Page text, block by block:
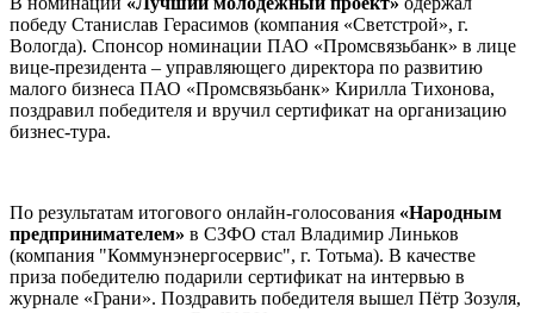
победу Станислав Герасимов (компания «Светстрой», г.
Вологда). Спонсор номинации ПАО «Промсвязьбанк» в лице
вице-президента – управляющего директора по развитию
малого бизнеса ПАО «Промсвязьбанк» Кирилла Тихонова,
поздравил победителя и вручил сертификат на организацию
бизнес-тура.
По результатам итогового онлайн-голосования «Народным
предпринимателем» в СЗФО стал Владимир Линьков
(компания "Коммунэнергосервис", г. Тотьма). В качестве
приза победителю подарили сертификат на интервью в
журнале «Грани». Поздравить победителя вышел Пётр Зозуля,